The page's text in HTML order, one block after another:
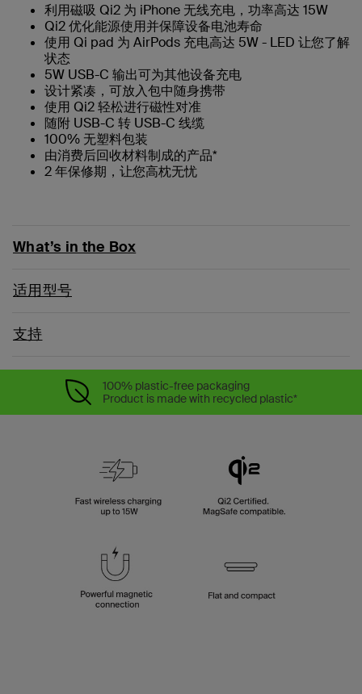
利用磁吸 Qi2 为 iPhone 无线充电，功率高达 15W
Qi2 优化能源使用并保障设备电池寿命
使用 Qi pad 为 AirPods 充电高达 5W - LED 让您了解
状态
5W USB-C 输出可为其他设备充电
设计紧凑，可放入包中随身携带
使用 Qi2 轻松进行磁性对准
随附 USB-C 转 USB-C 线缆
100% 无塑料包装
由消费后回收材料制成的产品*
2 年保修期，让您高枕无忧
What’s in the Box
适用型号
支持
100% plastic-free packaging
Product is made with recycled plastic*